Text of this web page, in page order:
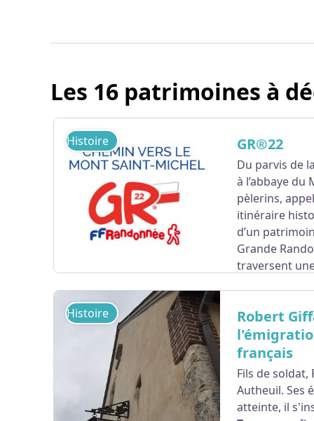
Les 16 patrimoines à
Voir l'image en plein écran
Histoire GR®22
Du parvis de
à l’abbaye
pèlerins,
itinéraire
d’un
Grande
traversent
Pour plus d’informations, rendez-vous sur le
Histoire
Robert
français
Fils de
Autheuil. Ses
atteinte, il